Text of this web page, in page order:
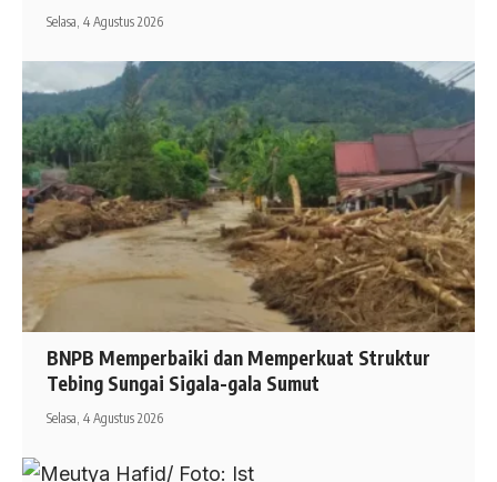
Selasa, 4 Agustus 2026
BNPB Memperbaiki dan Memperkuat Struktur
Tebing Sungai Sigala-gala Sumut
Selasa, 4 Agustus 2026